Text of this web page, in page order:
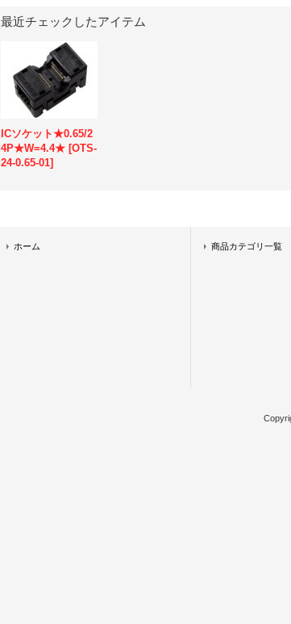
最近チェックしたアイテム
ICソケット★0.65/2
4P★W=4.4★ [OTS-
24-0.65-01]
ホーム 商品カテゴリ一覧